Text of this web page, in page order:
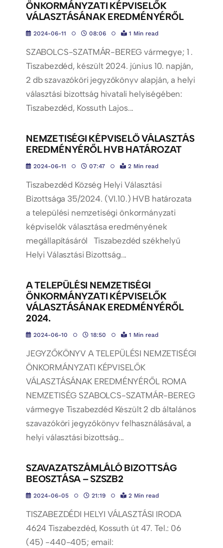
ÖNKORMÁNYZATI KÉPVISELŐK
VÁLASZTÁSÁNAK EREDMÉNYÉRŐL
2024-06-11 08:06 1 Min read
SZABOLCS-SZATMÁR-BEREG vármegye; 1 .
Tiszabezdéd, készült 2024. június 10. napján,
2 db szavazóköri jegyzőkönyv alapján, a helyi
választási bizottság hivatali helyiségében:
Tiszabezdéd, Kossuth Lajos...
NEMZETISÉGI KÉPVISELŐ VÁLASZTÁS
EREDMÉNYÉRŐL HVB HATÁROZAT
2024-06-11 07:47 2 Min read
Tiszabezdéd Község Helyi Választási
Bizottsága 35/2024. (VI.10.) HVB határozata
a települési nemzetiségi önkormányzati
képviselők választása eredményének
megállapításáról Tiszabezdéd székhelyű
Helyi Választási Bizottság...
A TELEPÜLÉSI NEMZETISÉGI
ÖNKORMÁNYZATI KÉPVISELŐK
VÁLASZTÁSÁNAK EREDMÉNYÉRŐL
2024.
2024-06-10 18:50 1 Min read
JEGYZŐKÖNYV A TELEPÜLÉSI NEMZETISÉGI
ÖNKORMÁNYZATI KÉPVISELŐK
VÁLASZTÁSÁNAK EREDMÉNYÉRŐL ROMA
NEMZETISÉG SZABOLCS-SZATMÁR-BEREG
vármegye Tiszabezdéd Készült 2 db általános
szavazóköri jegyzőkönyv felhasználásával, a
helyi választási bizottság...
SZAVAZATSZÁMLÁLÓ BIZOTTSÁG
BEOSZTÁSA – SZSZB2
2024-06-05 21:19 2 Min read
TISZABEZDÉDI HELYI VÁLASZTÁSI IRODA
4624 Tiszabezdéd, Kossuth út 47. Tel.: 06
(45) -440-405; email: